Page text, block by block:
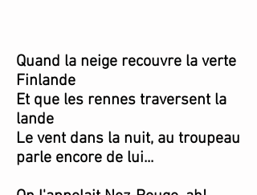
Quand la neige recouvre la verte
Finlande
Et que les rennes traversent la
lande
Le vent dans la nuit, au troupeau
parle encore de lui...